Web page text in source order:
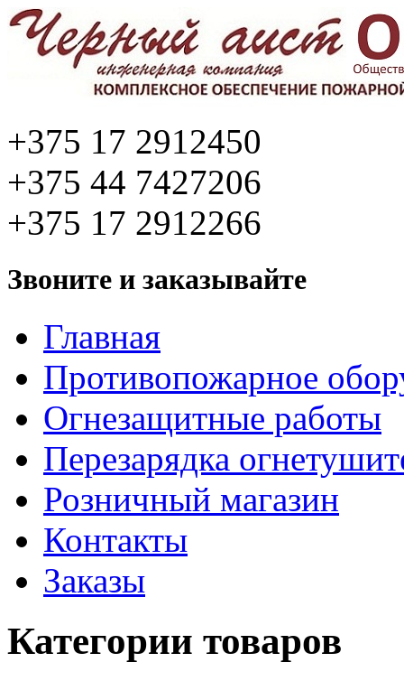
+375 17 2912450
+375 44 7427206
+375 17 2912266
Звоните и заказывайте
Главная
Противопожарное
Огнезащитные работы
Перезарядка
Розничный магазин
Контакты
Заказы
Категории товаров